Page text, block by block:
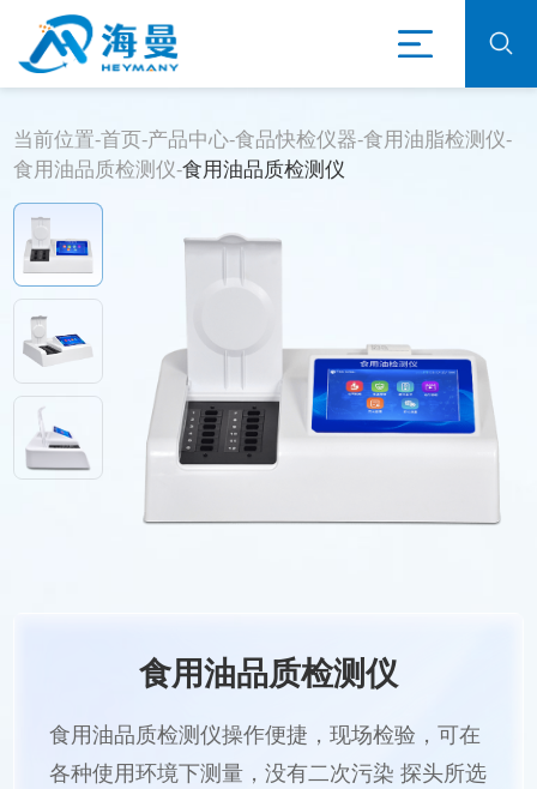
当前位置-首页-产品中心-食品快检仪器-食用油脂检测仪-
食用油品质检测仪-食用油品质检测仪
食用油品质检测仪
食用油品质检测仪操作便捷，现场检验，可在
各种使用环境下测量，没有二次污染 探头所选